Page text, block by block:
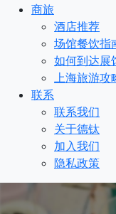
商旅
酒店推荐
场馆餐饮指
如何到达展
上海旅游攻
联系
联系我们
关于德钛
加入我们
隐私政策